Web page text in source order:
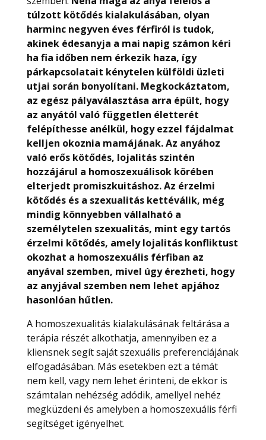
túlzott kötődés kialakulásában, olyan
harminc negyven éves férfiról is tudok,
akinek édesanyja a mai napig számon kéri
ha fia időben nem érkezik haza, így
párkapcsolatait kénytelen külföldi üzleti
utjai során bonyolítani. Megkockáztatom,
az egész pályaválasztása arra épült, hogy
az anyától való független életterét
felépíthesse anélkül, hogy ezzel fájdalmat
kelljen okoznia mamájának. Az anyához
való erős kötődés, lojalitás szintén
hozzájárul a homoszexuálisok körében
elterjedt promiszkuitáshoz. Az érzelmi
kötődés és a szexualitás kettéválik, még
mindig könnyebben vállalható a
személytelen szexualitás, mint egy tartós
érzelmi kötődés, amely lojalitás konfliktust
okozhat a homoszexuális férfiban az
anyával szemben, mivel úgy érezheti, hogy
az anyjával szemben nem lehet apjához
hasonlóan hűtlen.
A homoszexualitás kialakulásának feltárása a
terápia részét alkothatja, amennyiben ez a
kliensnek segít saját szexuális preferenciájának
elfogadásában. Más esetekben ezt a témát
nem kell, vagy nem lehet érinteni, de ekkor is
számtalan nehézség adódik, amellyel nehéz
megküzdeni és amelyben a homoszexuális férfi
segítséget igényelhet.